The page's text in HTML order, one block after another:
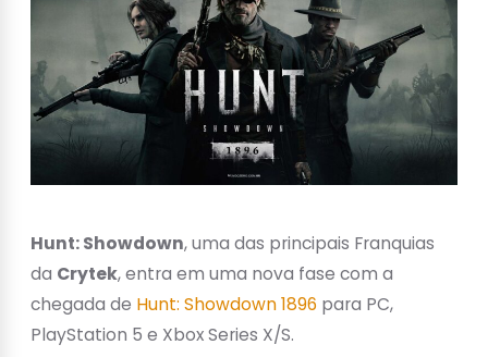
Hunt: Showdown, uma das principais Franquias
da Crytek, entra em uma nova fase com a
chegada de Hunt: Showdown 1896 para PC,
PlayStation 5 e Xbox Series X/S.